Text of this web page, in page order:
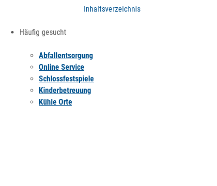
Inhaltsverzeichnis
Häufig gesucht
Abfallentsorgung
Online Service
Schlossfestspiele
Kinderbetreuung
Kühle Orte